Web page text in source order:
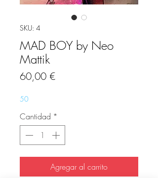
SKU: 4
MAD BOY by Neo
Mattik
60,00 €Precio
50
Cantidad *
Agregar al carrito